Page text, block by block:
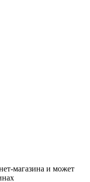
магазина и может